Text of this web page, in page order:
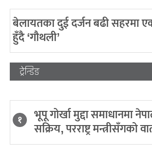
बेलायतका दुई दर्जन बढी सहरमा
हुँदै ‘गौथली’
ट्रेन्डिङ
१ भूपू गोर्खा मुद्दा समाधानमा
सक्रिय, परराष्ट्र मन्त्रीसँगको